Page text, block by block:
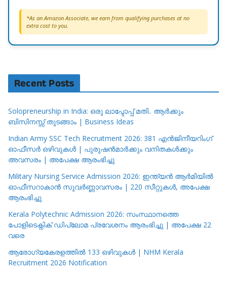
*As an Amazon Associate, we earn from qualifying purchases at no
extra cost to you.
Recent Posts
Solopreneurship in India: ഒരു ലാപ്ടോപ്പ് മതി.. ആർക്കും
ബിസിനസ്സ് തുടങ്ങാം | Business Ideas
Indian Army SSC Tech Recruitment 2026: 381 എൻജിനീയറിംഗ്
ഓഫീസർ ഒഴിവുകൾ | പുരുഷൻമാർക്കും വനിതകൾക്കും
അവസരം | അപേക്ഷ ആരംഭിച്ചു
Military Nursing Service Admission 2026: ഇന്ത്യൻ ആർമിയിൽ
ഓഫീസറാകാൻ സുവർണ്ണാവസരം | 220 സീറ്റുകൾ, അപേക്ഷ
ആരംഭിച്ചു
Kerala Polytechnic Admission 2026: സംസ്ഥാനത്തെ
പോളിടെക്നിക് ഡിപ്ലോമ പ്രവേശനം ആരംഭിച്ചു | അപേക്ഷ 22
വരെ
ആരോഗ്യകേരളത്തിൽ 133 ഒഴിവുകൾ | NHM Kerala
Recruitment 2026 Notification